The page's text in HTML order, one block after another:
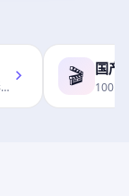
… 🎬 国产
100